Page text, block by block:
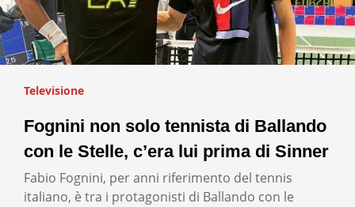
Televisione
Fognini non solo tennista di Ballando
con le Stelle, c’era lui prima di Sinner
Fabio Fognini, per anni riferimento del tennis
italiano, è tra i protagonisti di Ballando con le